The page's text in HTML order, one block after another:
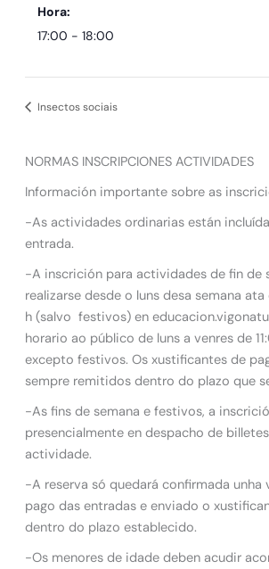
Hora:
17:00 - 18:00
Insectos sociais
NORMAS INSCRIPCIONES ACTIVIDADES
Información importante sobre as
-As actividades ordinarias están
entrada.
-A inscrición para actividades de fin de
realizarse desde o luns desa semana
h (salvo festivos) en
horario ao público de luns a venres de
excepto festivos. Os xustificantes de
sempre remitidos dentro do plazo que
-As fins de semana e festivos, a
presencialmente en despacho de
actividade.
-A reserva só quedará confirmada unha
pago das entradas e enviado o
dentro do plazo establecido.
-Os menores de idade deben acudir